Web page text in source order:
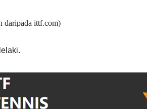
daripada ittf.com)